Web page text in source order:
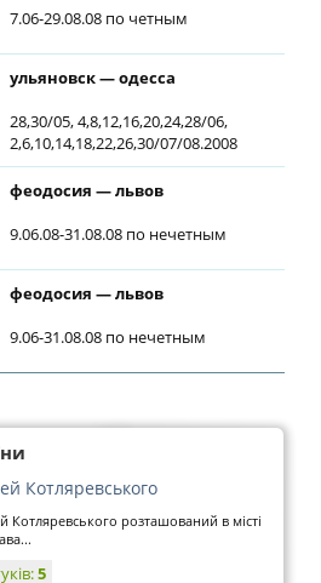
7.06-29.08.08 по четным
ульяновск — одесса
28,30/05, 4,8,12,16,20,24,28/06,
2,6,10,14,18,22,26,30/07/08.2008
феодосия — львов
9.06.08-31.08.08 по нечетным
феодосия — львов
9.06-31.08.08 по нечетным
Котляревського
Котляревського розташований в місті
5